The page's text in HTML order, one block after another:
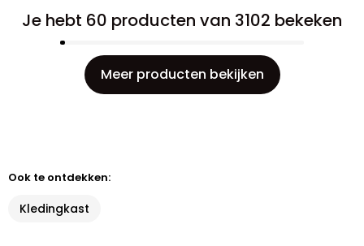
Je hebt 60 producten van 3102 bekeken
Meer producten bekijken
Ook te ontdekken:
Kledingkast